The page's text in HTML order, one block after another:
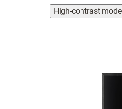
High-contrast mode